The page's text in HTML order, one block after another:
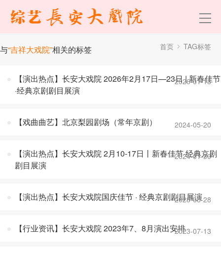
与“吉祥大戏院”相关的标签 首页 TAG标签
【演出热点】长安大戏院 2026年2月17日—23日 | 新春佳节
·经典京剧剧目展演
2026-01-13
【戏曲曲艺】北京梨园剧场（常年京剧） 2024-05-20
【演出热点】长安大戏院 2月10-17日丨新春佳节·经典京剧
剧目展演
2024-01-30
【演出热点】长安大戏院国庆佳节 · 经典京剧剧目展演
2023-08-28
【行业资讯】长安大戏院 2023年7、8月演出安排2023-07-13